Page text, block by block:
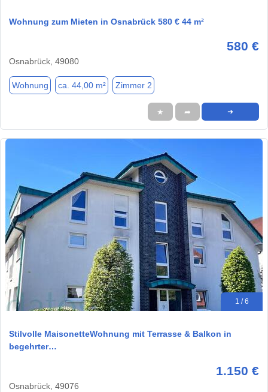
Wohnung zum Mieten in Osnabrück 580 € 44 m²
580 €
Osnabrück, 49080
Wohnung ca. 44,00 m² Zimmer 2
★ ➦ ➜
1 / 6
Stilvolle MaisonetteWohnung mit Terrasse & Balkon in
begehrter…
1.150 €
Osnabrück, 49076